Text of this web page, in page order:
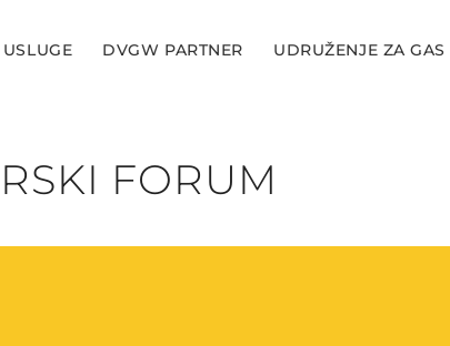
USLUGE DVGW PARTNER UDRUŽENJE ZA
FORUM